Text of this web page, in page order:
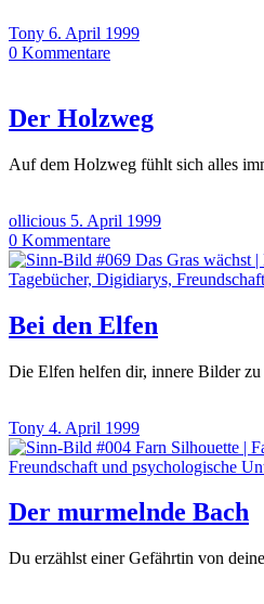
Tony 6. April 1999
0 Kommentare
Der Holzweg
Auf dem Holzweg fühlt sich alles
ollicious 5. April 1999
0 Kommentare
Bei den Elfen
Die Elfen helfen dir, innere Bilder
Tony 4. April 1999
Der murmelnde Bach
Du erzählst einer Gefährtin von